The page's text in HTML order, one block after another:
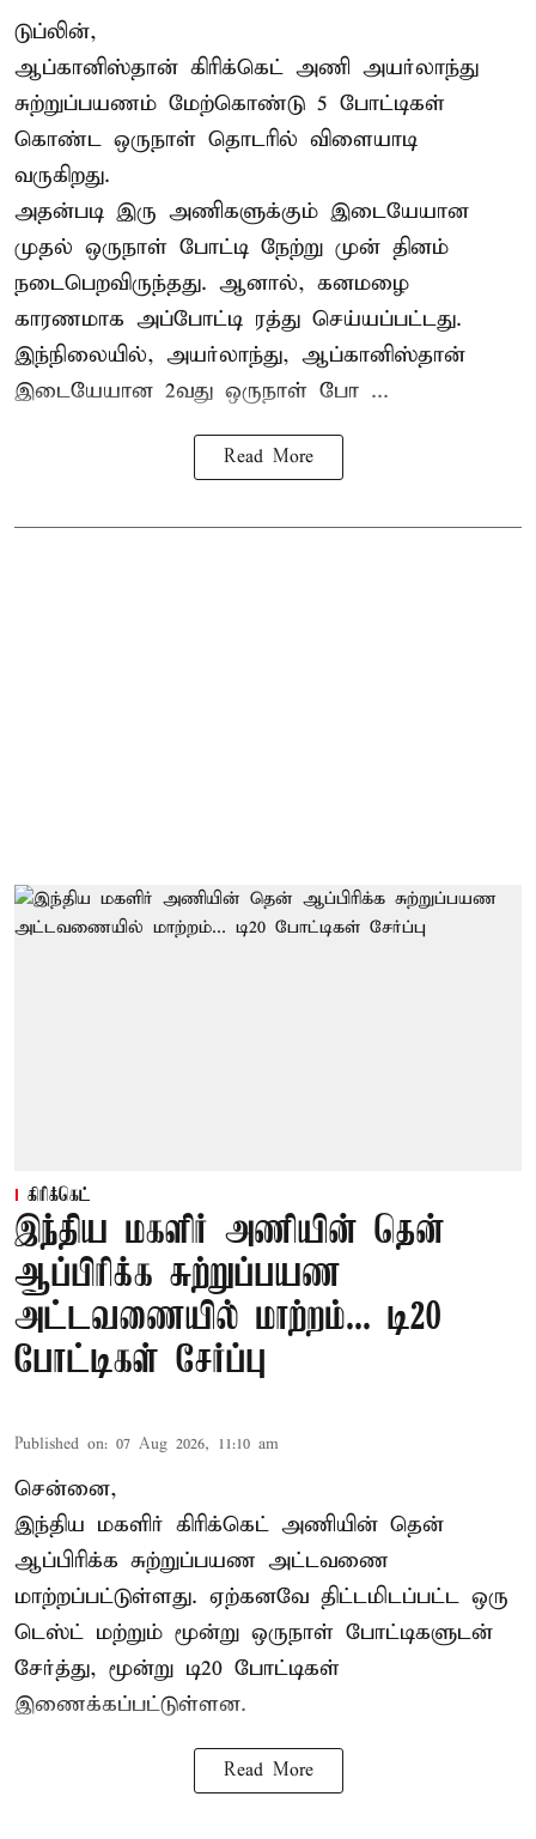
டுப்லின்,
ஆப்கானிஸ்தான் கிரிக்கெட் அணி அயர்லாந்து
சுற்றுப்பயணம் மேற்கொண்டு 5 போட்டிகள்
கொண்ட ஒருநாள் தொடரில் விளையாடி
வருகிறது.
அதன்படி இரு அணிகளுக்கும் இடையேயான
முதல் ஒருநாள் போட்டி நேற்று முன் தினம்
நடைபெறவிருந்தது. ஆனால், கனமழை
காரணமாக அப்போட்டி ரத்து செய்யப்பட்டது.
இந்நிலையில், அயர்லாந்து, ஆப்கானிஸ்தான்
இடையேயான 2வது ஒருநாள் போ ...
Read More
கிரிக்கெட்
இந்திய மகளிர் அணியின் தென்
ஆப்பிரிக்க சுற்றுப்பயண
அட்டவணையில் மாற்றம்... டி20
போட்டிகள் சேர்ப்பு
Published on: 07 Aug 2026, 11:10 am
சென்னை,
இந்திய மகளிர் கிரிக்கெட் அணியின் தென்
ஆப்பிரிக்க சுற்றுப்பயண அட்டவணை
மாற்றப்பட்டுள்ளது. ஏற்கனவே திட்டமிடப்பட்ட ஒரு
டெஸ்ட் மற்றும் மூன்று ஒருநாள் போட்டிகளுடன்
சேர்த்து, மூன்று டி20 போட்டிகள்
இணைக்கப்பட்டுள்ளன.
Read More